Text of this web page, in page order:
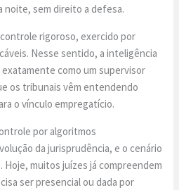
noite, sem direito a defesa.
rigoroso, exercido por
Nesse sentido, a inteligência
como um supervisor
os tribunais vêm entendendo
o vínculo empregatício.
por algoritmos
da jurisprudência, e o cenário
muitos juízes já compreendem
ser presencial ou dada por